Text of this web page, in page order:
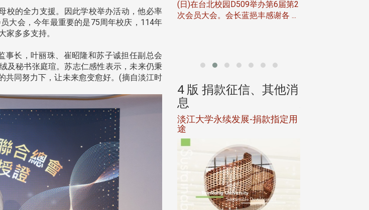
校的全力支援。因此学校举办活动，他必率
大会，今年最重要的是75周年校庆，114年
家多多支持。
长，叶丽珠、崔昭隆和苏子诚担任副总会
及秘书张庭瑄。苏志仁感性表示，未来仍秉
共同努力下，让未来愈变愈好。(摘自淡江时
次会员大会。会长蓝挹丰感谢各 ...
由社团法人淡江大学系所友会联
其他消
息
淡江大学永续发展-捐款指定用
4 版 捐款征信、其他消
息
校友个人资料保护声明
母校配合「个人资料保护法」之施
行，并导入个资管理，对于校友之
个人资料应尽善良管理人之责任，